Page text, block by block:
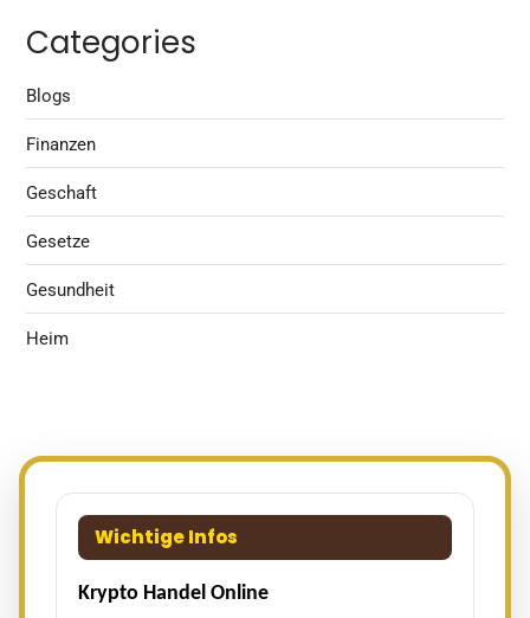
Categories
Blogs
Finanzen
Geschaft
Gesetze
Gesundheit
Heim
Wichtige Infos
Krypto Handel Online